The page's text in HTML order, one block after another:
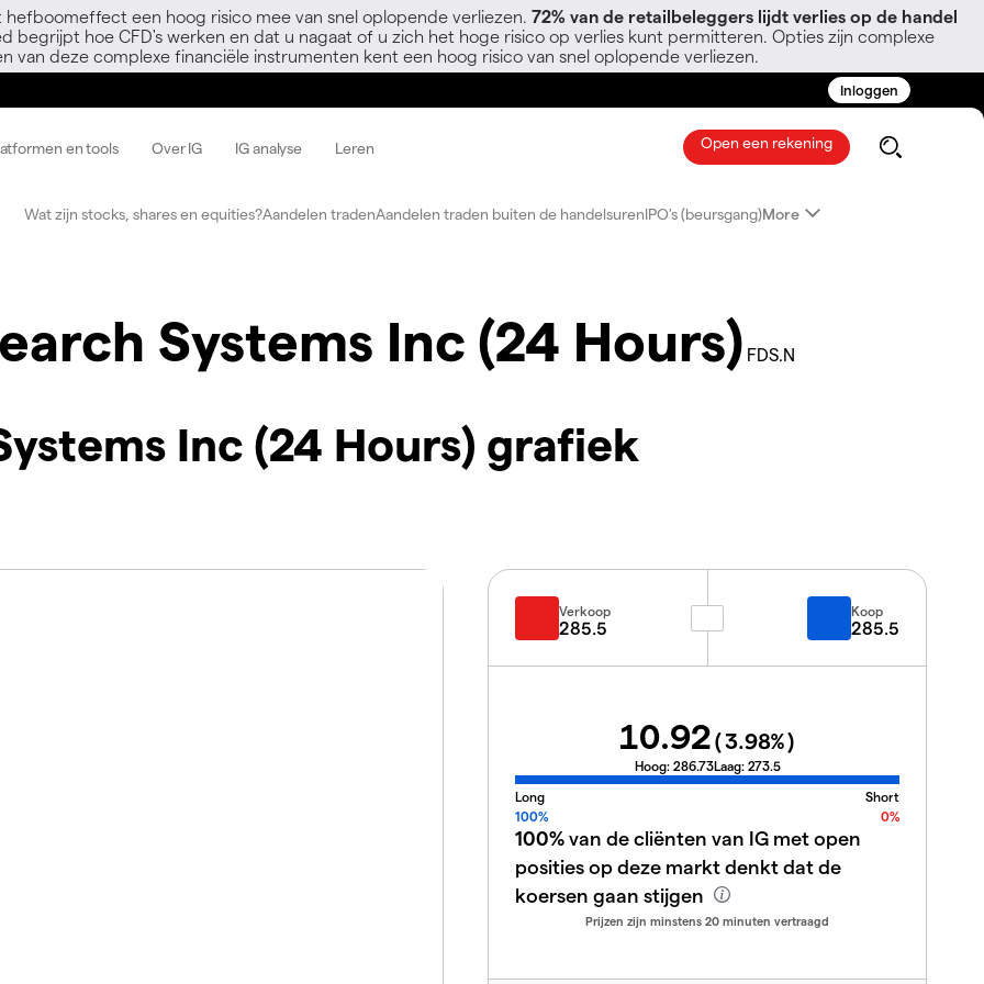
een hoog risico mee van snel oplopende verliezen. 72% van de retailbeleggers lijdt verlies op de handel
begrijpt hoe CFD's werken en dat u nagaat of u zich het hoge risico op verlies kunt permitteren. Opties zijn complexe
van deze complexe financiële instrumenten kent een hoog risico van snel oplopende verliezen.
Inloggen
en tools Over IG IG analyse Leren Open een rekening
Wat zijn stocks, shares en equities?Aandelen tradenAandelen traden buiten de handelsurenIPO's (beursgang)More
Systems Inc (24 Hours) FDS.N
Inc (24 Hours) grafiek
Verkoop
285.5
Koop
285.5
10.92(3.98%)
Hoog: 286.73Laag: 273.5
Long
Short
100%
0%
100%van de cliënten van IG met open
posities op deze markt denkt dat de
koersen gaan stijgen
Prijzen zijn minstens 20 minuten vertraagd